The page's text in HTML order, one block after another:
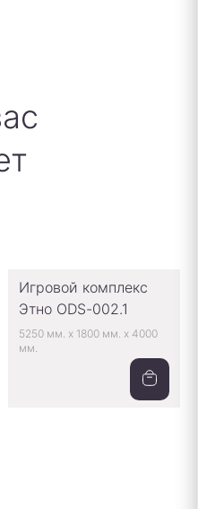
Игровой комплекс
Этно ODS-002.1
5250 мм. x 1800 мм. x 4000
мм.